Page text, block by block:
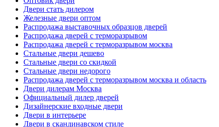
Двери стать дилером
Железные двери оптом
Распродажа выставочных образцов дверей
Распродажа дверей с терморазрывом
Распродажа дверей с терморазрывом москва
Стальные двери дешево
Стальные двери со скидкой
Стальные двери недорого
Распродажа дверей с терморазрывом москва и область
Двери дилерам Москва
Официальный дилер дверей
Дизайнерские входные двери
Двери в интерьере
Двери в скандинавском стиле